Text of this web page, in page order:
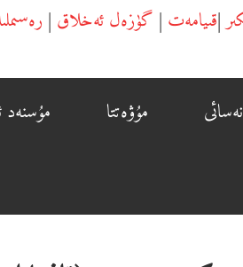
|قىيامەت|گۈزەل ئەخلاق|
نەسائى مۇۋەتتا